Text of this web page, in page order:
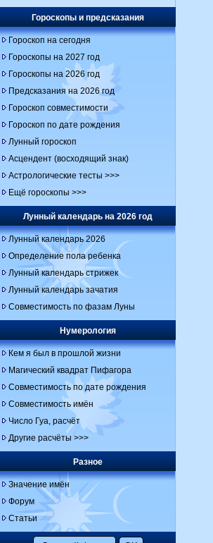
Гороскопы и предсказания
Гороскоп на сегодня
Гороскопы на 2027 год
Гороскопы на 2026 год
Предсказания на 2026 год
Гороскоп совместимости
Гороскоп по дате рождения
Лунный гороскоп
Асцендент (восходящий знак)
Астрологические тесты >>>
Ещё гороскопы >>>
Лунный календарь на 2026 год
Лунный календарь 2026
Определение пола ребенка
Лунный календарь стрижек
Лунный календарь зачатия
Совместимость по фазам Луны
Нумерология
Кем я был в прошлой жизни
Магический квадрат Пифагора
Совместимость по дате рождения
Совместимость имён
Число Гуа, расчёт
Другие расчёты >>>
Разное
Значение имён
Форум
Статьи